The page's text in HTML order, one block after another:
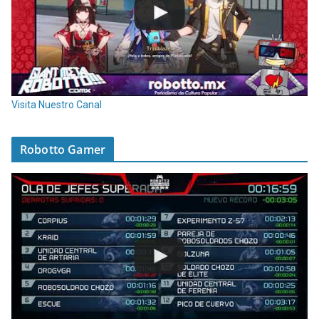
Visita Nuestro Canal
Robotto Gamer